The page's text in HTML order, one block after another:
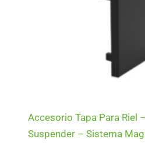
Accesorio Tapa Para Riel
Suspender – Sistema